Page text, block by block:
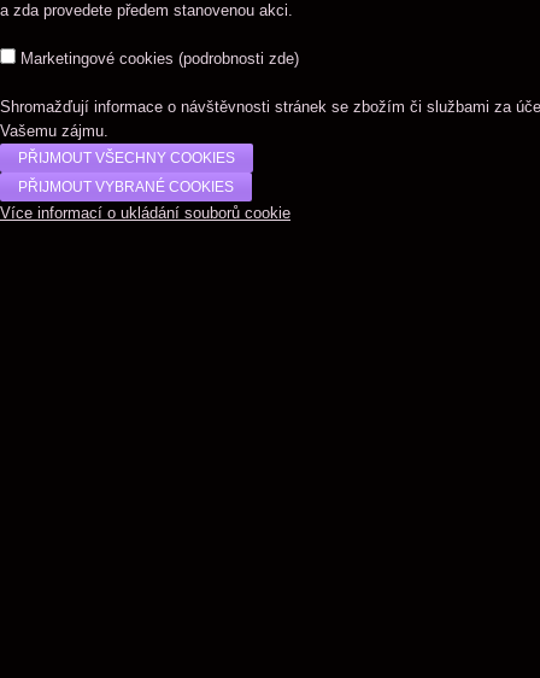
a zda provedete předem stanovenou akci.
Marketingové cookies (podrobnosti zde)
Shromažďují informace o návštěvnosti stránek se zbožím či službami za
Vašemu zájmu.
Více informací o ukládání souborů cookie